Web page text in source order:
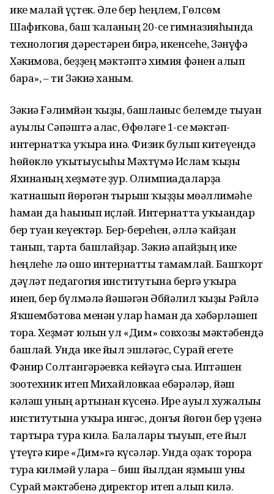
ике малай үҫтек. Әле бер һеңлем, Гөлсөм
Шафиҡова, баш ҡаланың 20-се гимназияһында
технология дәрестәрен бирә, икенсеһе, Зәнүфә
Хәкимова, беҙҙең мәктәптә химия фәнен алып
бара», – ти Зәкиә ханым.
Зәкиә Ғәлимйән ҡыҙы, башланғыс белемде тыуған
ауылы Сәпәштә алғас, Өфөләге 1-се мәктәп-
интернатҡа уҡырға инә. Физик булып китеүендә
һөйөклө уҡытыусыһы Мәхтүмә Ислам ҡыҙы
Яхинаның хеҙмәте ҙур. Олимпиадаларҙа
ҡатнашып йөрөгән тырыш ҡыҙҙы мөғәллимәһе
һаман да һағынып иҫләй. Интернатта уҡығандар
бер туған кеүектәр. Бер-береһен, әллә ҡайҙан
танып, тарта башлайҙар. Зәкиә апайҙың ике
һеңлеһе лә ошо интернатты тамамлай. Башҡорт
дәүләт педагогия институтына бергә уҡырға
инеп, бер бүлмәлә йәшәгән Әбйәлил ҡыҙы Рәйлә
Яҡшембәтова менән улар һаман да хәбәрләшеп
тора. Хеҙмәт юлын ул «Дим» совхозы мәктәбендә
башлай. Унда ике йыл эшләгәс, Сурай егете
Фәнир Солтангәрәевҡа кейәүгә сыға. Иптәшен
зоотехник итеп Михайловкаға ебәрәләр, йәш
кәләш уның артынан күсенә. Ире ауыл хужалығы
институтына уҡырға ингәс, донъя йөгөн бер үҙенә
тартырға тура килә. Балалары тыуып, ете йыл
үтеүгә кире «Дим»гә күсәләр. Унда оҙаҡ торорға
тура килмәй уларға – биш йылдан яҙмыш уны
Сурай мәктәбенә директор итеп алып килә.